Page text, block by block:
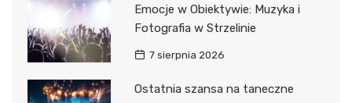
Emocje w Obiektywie: Muzyka i
Fotografia w Strzelinie
7 sierpnia 2026
Ostatnia szansa na taneczne